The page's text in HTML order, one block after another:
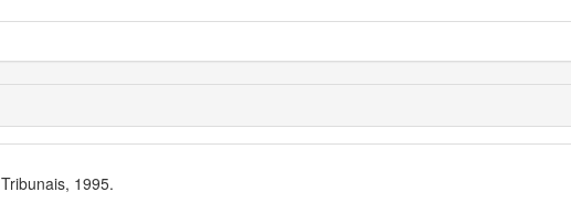
1995.